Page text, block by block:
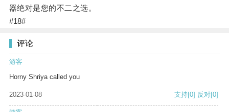
器绝对是您的不二之选。
#18#
评论
游客
Horny Shriya called you
2023-01-08 支持[0] 反对[0]